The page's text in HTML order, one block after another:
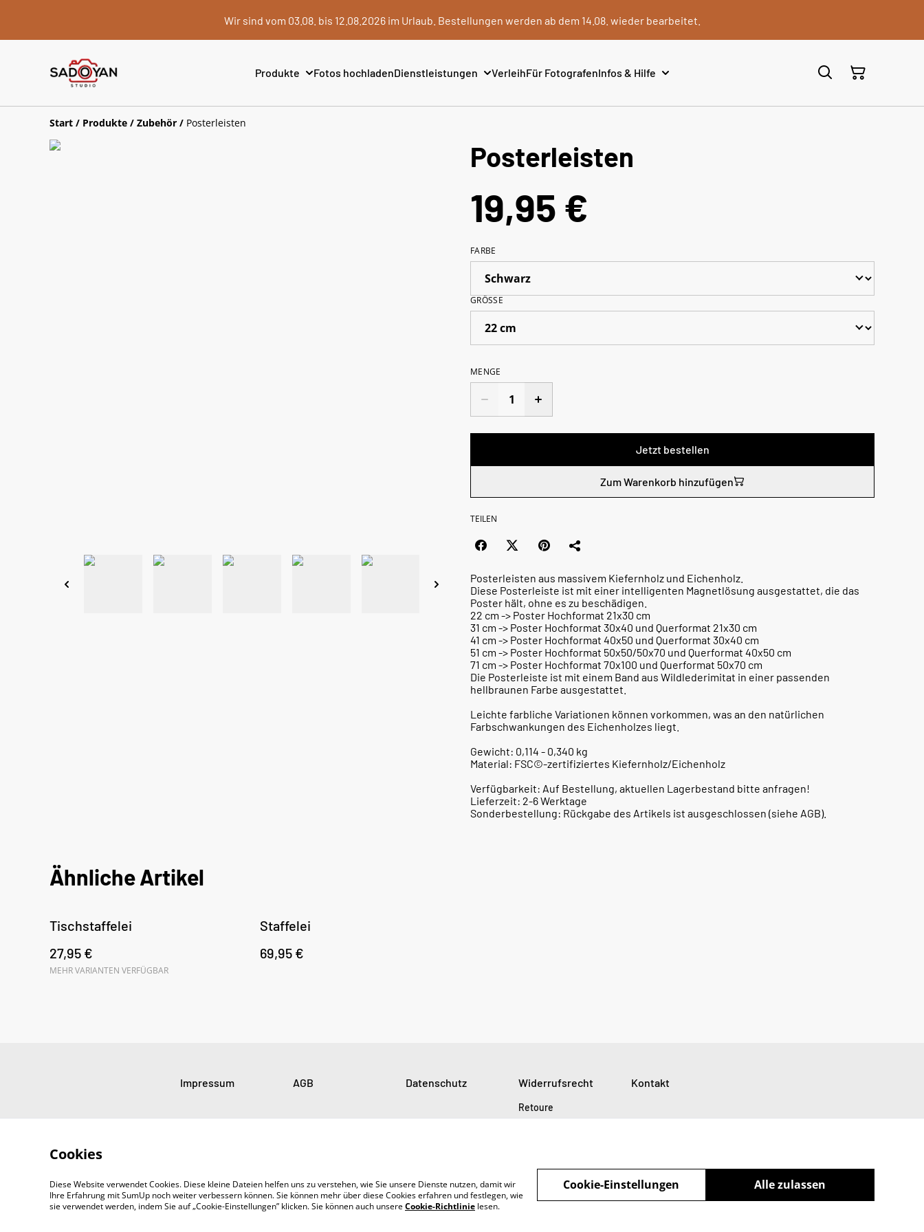
Wir sind vom 03.08. bis 12.08.2026 im Urlaub. Bestellungen werden ab dem 14.08. wieder bearbeitet.
Produkte Fotos hochladenDienstleistungen VerleihFür FotografenInfos & Hilfe
Start / Produkte / Zubehör / Posterleisten
Posterleisten
19,95 €
FARBE
GRÖSSE
MENGE
Jetzt bestellen
Zum Warenkorb hinzufügen
TEILEN
Posterleisten aus massivem Kiefernholz und Eichenholz.
Diese Posterleiste ist mit einer intelligenten Magnetlösung ausgestattet, die das
Poster hält, ohne es zu beschädigen.
22 cm -> Poster Hochformat 21x30 cm
31 cm -> Poster Hochformat 30x40 und Querformat 21x30 cm
41 cm -> Poster Hochformat 40x50 und Querformat 30x40 cm
51 cm -> Poster Hochformat 50x50/50x70 und Querformat 40x50 cm
71 cm -> Poster Hochformat 70x100 und Querformat 50x70 cm
Die Posterleiste ist mit einem Band aus Wildlederimitat in einer passenden
hellbraunen Farbe ausgestattet.
Leichte farbliche Variationen können vorkommen, was an den natürlichen
Farbschwankungen des Eichenholzes liegt.
Gewicht: 0,114 - 0,340 kg
Material: FSC©-zertifiziertes Kiefernholz/Eichenholz
Verfügbarkeit: Auf Bestellung, aktuellen Lagerbestand bitte anfragen!
Lieferzeit: 2-6 Werktage
Sonderbestellung: Rückgabe des Artikels ist ausgeschlossen (siehe AGB).
Ähnliche Artikel
Tischstaffelei
27,95 €
MEHR VARIANTEN VERFÜGBAR
Staffelei
69,95 €
Impressum AGB Datenschutz Widerrufsrecht
Retoure
Kontakt
©2026 SADOYAN Studio
Cookies
Diese Website verwendet Cookies. Diese kleine Dateien helfen uns zu verstehen, wie Sie unsere Dienste nutzen, damit wir
Ihre Erfahrung mit SumUp noch weiter verbessern können. Sie können mehr über diese Cookies erfahren und festlegen, wie
sie verwendet werden, indem Sie auf „Cookie-Einstellungen” klicken. Sie können auch unsereCookie-Richtlinie lesen.
Alle zulassen
Cookie-Einstellungen